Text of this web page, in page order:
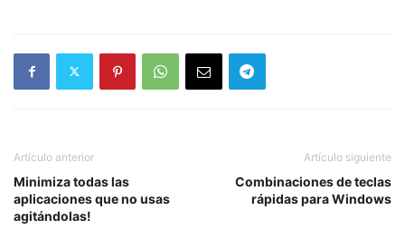
Artículo anterior
Minimiza todas las
aplicaciones que no usas
agitándolas!
Artículo siguiente
Combinaciones de teclas
rápidas para Windows